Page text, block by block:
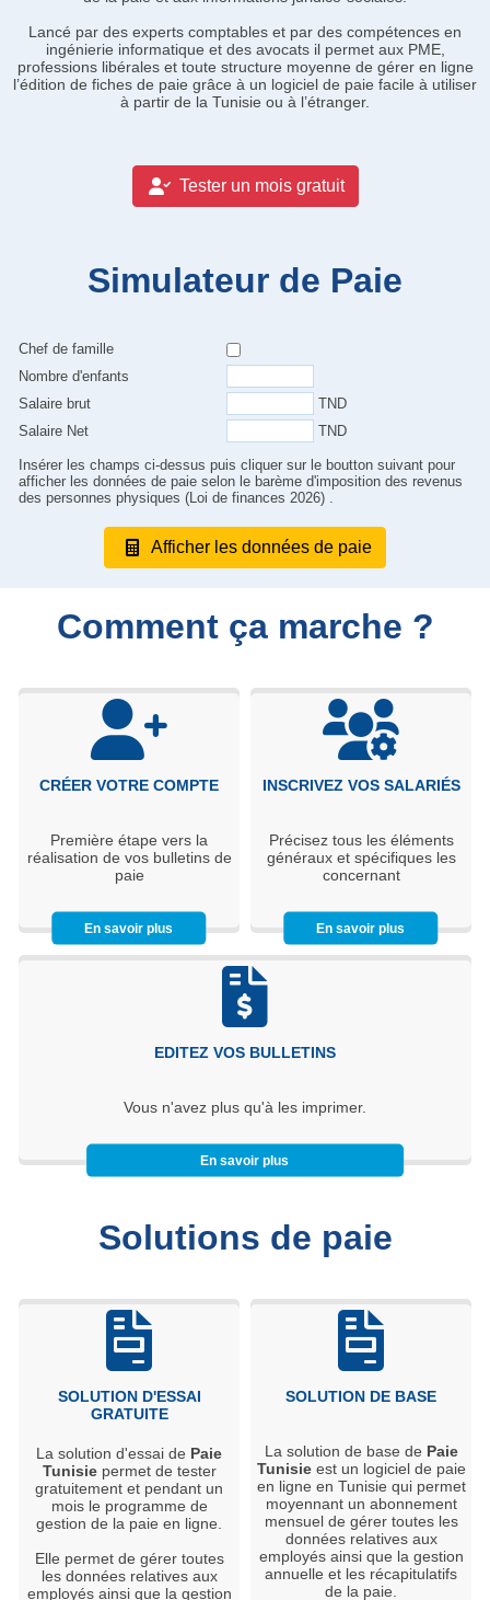
Lancé par des experts comptables et par des compétences en
ingénierie informatique et des avocats il permet aux PME,
professions libérales et toute structure moyenne de gérer en ligne
l’édition de fiches de paie grâce à un logiciel de paie facile à utiliser
à partir de la Tunisie ou à l’étranger.
Tester un mois gratuit
Simulateur de Paie
Chef de famille
Nombre d'enfants
Salaire brut
TND
Salaire Net
TND
Insérer les champs ci-dessus puis cliquer sur le boutton suivant pour
afficher les données de paie selon le barème d'imposition des revenus
des personnes physiques (Loi de finances 2026) .
Afficher les données de paie
Comment ça marche ?
CRÉER VOTRE COMPTE
Première étape vers la
réalisation de vos bulletins de
paie
En savoir plus
INSCRIVEZ VOS SALARIÉS
Précisez tous les éléments
généraux et spécifiques les
concernant
En savoir plus
EDITEZ VOS BULLETINS
Vous n'avez plus qu'à les imprimer.
En savoir plus
Solutions de paie
SOLUTION D'ESSAI
GRATUITE
La solution d'essai de Paie
Tunisiepermet de tester
gratuitement et pendant un
mois le programme de
gestion de la paie en ligne.
Elle permet de gérer toutes
les données relatives aux
employés ainsi que la gestion
SOLUTION DE BASE
La solution de base de Paie
Tunisieest un logiciel de paie
en ligne en Tunisie qui permet
moyennant un abonnement
mensuel de gérer toutes les
données relatives aux
employés ainsi que la gestion
annuelle et les récapitulatifs
de la paie.